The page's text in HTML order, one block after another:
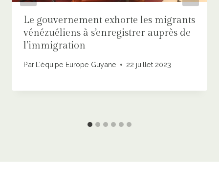
Le gouvernement exhorte les migrants
vénézuéliens à s’enregistrer auprès de
l’immigration
Par L'équipe Europe Guyane 22 juillet 2023